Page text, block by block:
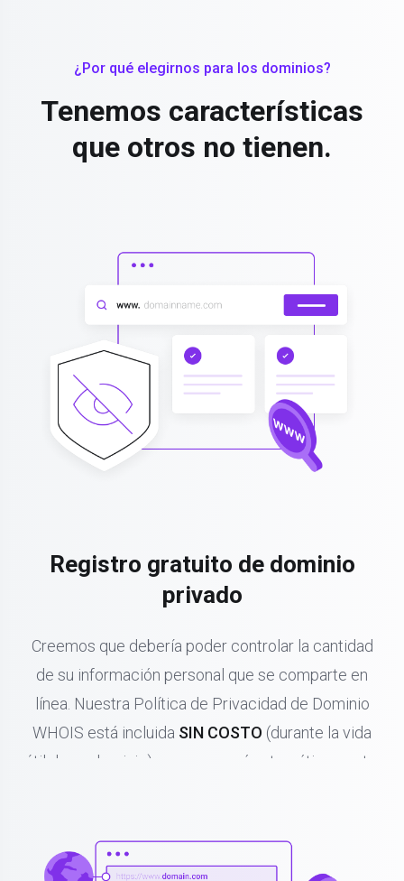
¿Por qué elegirnos para los dominios?
Tenemos características
que otros no tienen.
Registro gratuito de dominio
privado
Creemos que debería poder controlar la cantidad
de su información personal que se comparte en
línea. Nuestra Política de Privacidad de Dominio
WHOIS está incluida SIN COSTO (durante la vida
útil de su dominio) y se renovará automáticamente.